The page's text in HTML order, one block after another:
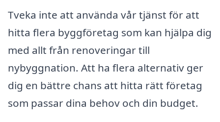
Tveka inte att använda vår tjänst för att
hitta flera byggföretag som kan hjälpa dig
med allt från renoveringar till
nybyggnation. Att ha flera alternativ ger
dig en bättre chans att hitta rätt företag
som passar dina behov och din budget.